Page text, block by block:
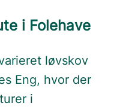
i Folehave
løvskov
Eng, hvor der
i